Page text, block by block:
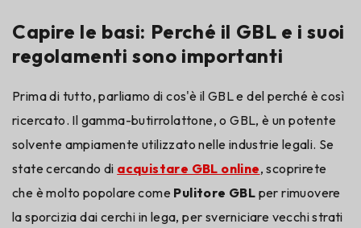
Capire le basi: Perché il GBL e i suoi
regolamenti sono importanti
Prima di tutto, parliamo di cos'è il GBL e del perché è così
ricercato. Il gamma-butirrolattone, o GBL, è un potente
solvente ampiamente utilizzato nelle industrie legali. Se
state cercando di acquistare GBL online, scoprirete
che è molto popolare come Pulitore GBL per rimuovere
la sporcizia dai cerchi in lega, per sverniciare vecchi strati